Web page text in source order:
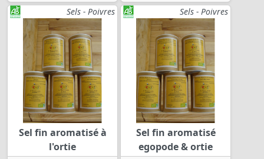
Sels - Poivres
Sel fin aromatisé à
l'ortie
Sels - Poivres
Sel fin aromatisé
egopode & ortie